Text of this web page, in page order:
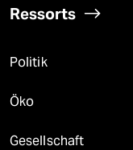
Ressorts
Politik
Öko
Gesellschaft